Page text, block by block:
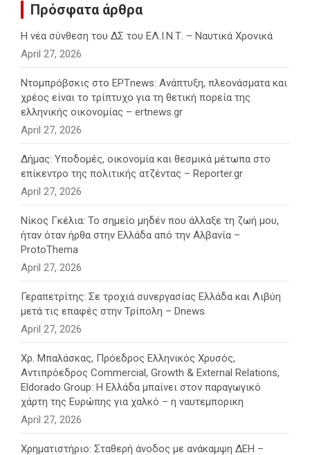
Πρόσφατα άρθρα
Η νέα σύνθεση του ΔΣ του ΕΛ.Ι.Ν.Τ. – Ναυτικά Χρονικά
April 27, 2026
Ντομπρόβσκις στο ΕΡΤnews: Ανάπτυξη, πλεονάσματα και
χρέος είναι το τρίπτυχο για τη θετική πορεία της
ελληνικής οικονομίας – ertnews.gr
April 27, 2026
Δήμας: Υποδομές, οικονομία και θεσμικά μέτωπα στο
επίκεντρο της πολιτικής ατζέντας – Reporter.gr
April 27, 2026
Νίκος Γκέλια: Το σημείο μηδέν που άλλαξε τη ζωή μου,
ήταν όταν ήρθα στην Ελλάδα από την Αλβανία –
ProtoThema
April 27, 2026
Γεραπετρίτης: Σε τροχιά συνεργασίας Ελλάδα και Λιβύη
μετά τις επαφές στην Τρίπολη – Dnews
April 27, 2026
Χρ. Μπαλάσκας, Πρόεδρος Ελληνικός Χρυσός,
Αντιπρόεδρος Commercial, Growth & External Relations,
Eldorado Group: Η Ελλάδα μπαίνει στον παραγωγικό
χάρτη της Ευρώπης για χαλκό – η ναυτεμπορικη
April 27, 2026
Χρηματιστήριο: Σταθερή άνοδος με ανάκαμψη ΔΕΗ –